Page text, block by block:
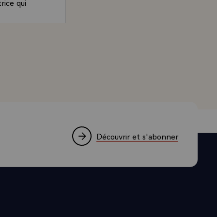
idée
l'idée
peut pas
rôle
Président de la République, sur le
Découvrir et s'abonner